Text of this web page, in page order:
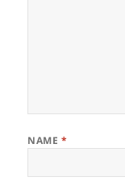
NAME *